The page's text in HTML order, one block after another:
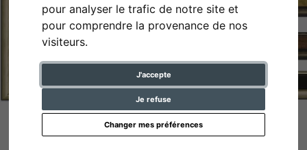
pour analyser le trafic de notre site et
pour comprendre la provenance de nos
visiteurs.
J'accepte
Je refuse
Changer mes préférences